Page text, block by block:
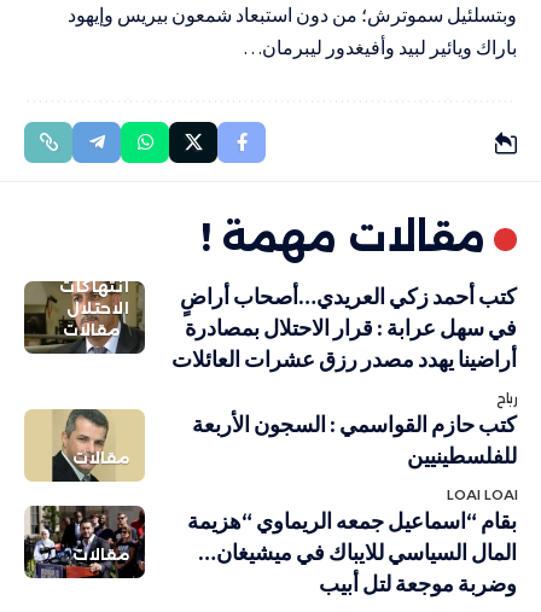
وبتسلئيل سموترش؛ من دون استبعاد شمعون بيريس وإيهود
باراك ويائير لبيد وأفيغدور ليبرمان…
مقالات مهمة !
انتهاكات
الاحتلال
مقالات
كتب أحمد زكي العريدي…أصحاب أراضٍ
في سهل عرابة : قرار الاحتلال بمصادرة
أراضينا يهدد مصدر رزق عشرات العائلات
رباح
مقالات
كتب حازم القواسمي : السجون الأربعة
للفلسطينيين
LOAI LOAI
مقالات
بقام “اسماعيل جمعه الريماوي “هزيمة
المال السياسي للايباك في ميشيغان…
وضربة موجعة لتل أبيب